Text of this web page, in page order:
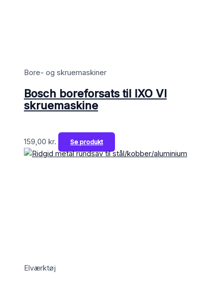
Bore- og skruemaskiner
Bosch boreforsats til IXO VI
skruemaskine
159,00 kr. Se produkt
Elværktøj